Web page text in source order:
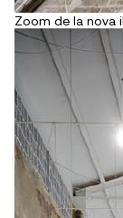
Zoom de la nova